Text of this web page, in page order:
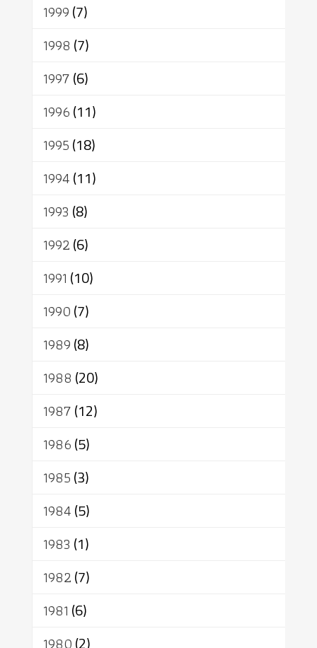
1999(7)
1998 (7)
1997(6)
1996(11)
1995(18)
1994(11)
1993 (8)
1992(6)
1991 (10)
1990(7)
1989(8)
1988 (20)
1987(12)
1986(5)
1985(3)
1984(5)
1983 (1)
1982(7)
1981 (6)
(2)